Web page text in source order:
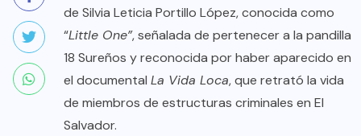
de Silvia Leticia Portillo López, conocida como
“Little One”, señalada de pertenecer a la pandilla
18 Sureños y reconocida por haber aparecido en
el documental La Vida Loca, que retrató la vida
de miembros de estructuras criminales en El
Salvador.